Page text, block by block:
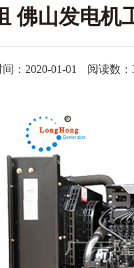
佛山发电机
：2020-01-01 阅读数：